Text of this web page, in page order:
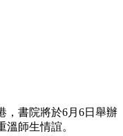
，書院將於6月6日舉辦
師生情誼。